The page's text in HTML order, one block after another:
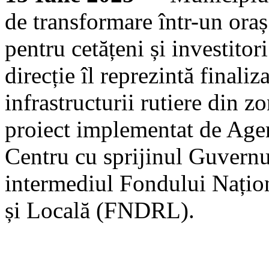
de transformare într-un
pentru cetățeni și
direcție îl reprezintă
infrastructurii rutiere din
proiect implementat de
Centru cu sprijinul
intermediul Fondului
și Locală (FNDRL).